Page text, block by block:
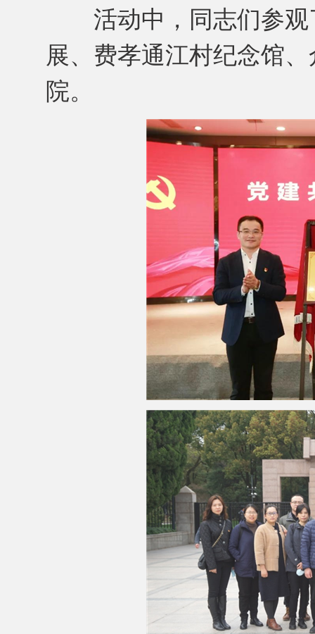
活动中，同志们参观
展、费孝通江村纪念馆
院。